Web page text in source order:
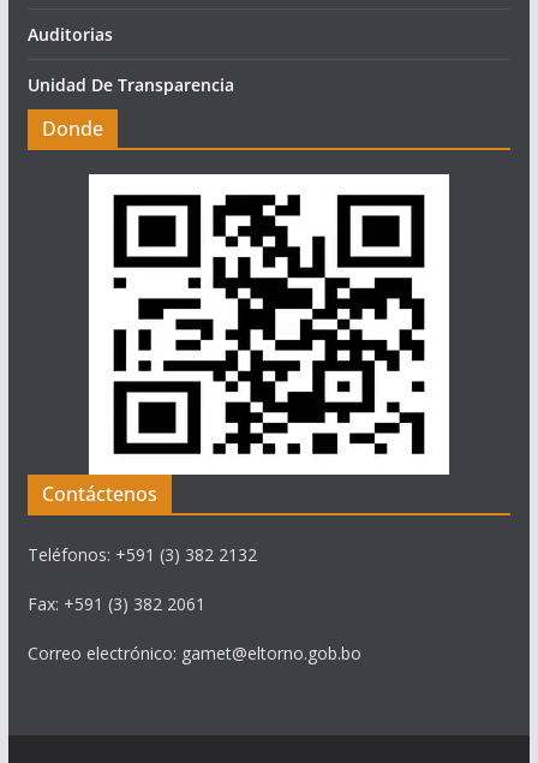
Auditorias
Unidad De Transparencia
Donde
Contáctenos
Teléfonos: +591 (3) 382 2132
Fax: +591 (3) 382 2061
Correo electrónico: gamet@eltorno.gob.bo